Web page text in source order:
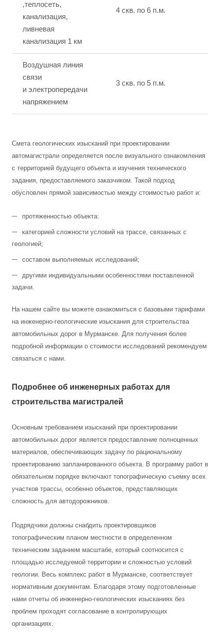
,теплосеть,
канализация,
ливневая
канализация 1 км
4 скв. по 6 п.м.
Воздушная линия
связи
и электропередачи
напряжением
3 скв. по 5 п.м.
Смета геологических изысканий при проектировании
автомагистрали определяется после визуального ознакомления
с территорией будущего объекта и изучения технического
задания, предоставляемого заказчиком. Такой подход
обусловлен прямой зависимостью между стоимостью работ и:
протяженностью объекта:
категорией сложности условий на трассе, связанных с
геологией;
составом выполняемых исследований;
другими индивидуальными особенностями поставленной
задачи.
На нашем сайте вы можете ознакомиться с базовыми тарифами
на инженерно-геологические изыскания для строительства
автомобильных дорог в Мурманске. Для получения более
подробной информации о стоимости исследований рекомендуем
связаться с нами.
Подробнее об инженерных работах для
строительства магистралей
Основным требованием изысканий при проектировании
автомобильных дорог является предоставление полноценных
материалов, обеспечивающих задачу по рациональному
проектированию запланированного объекта. В программу работ в
обязательном порядке включают топографическую съемку всех
участков трассы, особенно объектов, представляющих
сложность для автодорожников.
Подрядчики должны снабдить проектировщиков
топографическим планом местности в определенном
техническим заданием масштабе, который соотносится с
площадью исследуемой территории и сложностью условий
геологии. Весь комплекс работ в Мурманске, соответствует
нормативным документам. Благодаря этому подготовленные
нами отчеты об инженерно-геологических изысканиях без
проблем проходят согласование в контролирующих
организациях.